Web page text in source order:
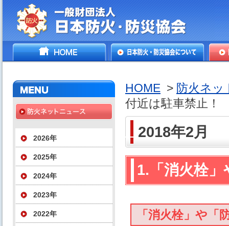
一般財団法人日本防火・防
HOME
2026年
2025年
2024年
2023年
2022年
HOME > 防火ネッ
付近は駐車禁止！
2018年2月
1.「消火栓
「消火栓」や「